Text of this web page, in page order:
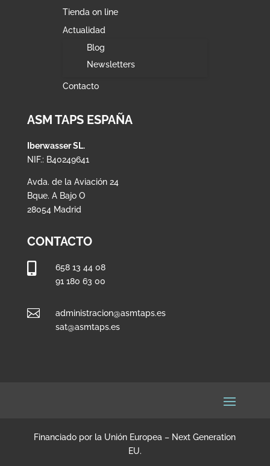
Tienda on line
Actualidad
Blog
Newsletters
Contacto
ASM TAPS ESPAÑA
Iberwasser SL.
NIF.: B40249641
Avda. de la Aviación 24
Bque. A Bajo O
28054 Madrid
CONTACTO

658 13 44 08
91 180 63 00

administracion@asmtaps.es
sat@asmtaps.es
Financiado por la Unión Europea – Next Generation
EU.